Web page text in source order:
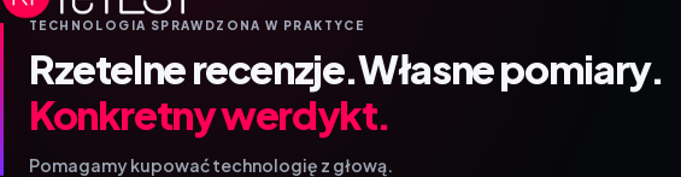
TECHNOLOGIA SPRAWDZONA W PRAKTYCE
Rzetelne recenzje.Własne pomiary.
Konkretny werdykt.
Pomagamy kupować technologię z głową.